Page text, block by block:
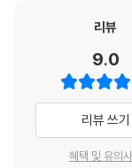
작중 묘사되는 오래된
도 현실세계와 부쩍
읽는 듯한 오묘한 거
하고 신비한 분위기를
리뷰
9.0
리뷰 쓰기
혜택 및 유의